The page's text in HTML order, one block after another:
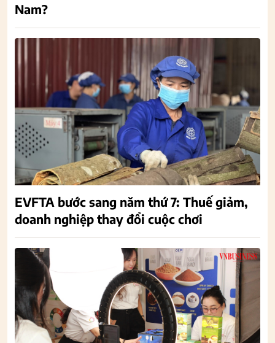
Nam?
EVFTA bước sang năm thứ 7: Thuế giảm,
doanh nghiệp thay đổi cuộc chơi